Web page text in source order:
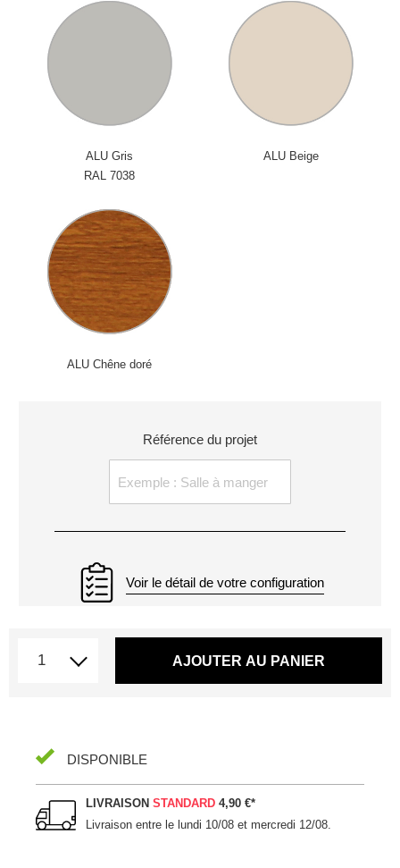
ALU Gris
RAL 7038
ALU Beige
ALU Chêne doré
Référence du projet
Voir le détail de votre configuration
AJOUTER AU PANIER
DISPONIBLE
LIVRAISONSTANDARD 4,90 €*
Livraison entre le lundi 10/08 et mercredi 12/08.